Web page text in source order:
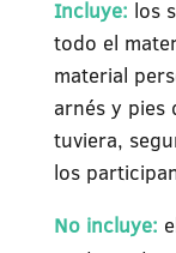
Incluye: los
todo el
material
arnés y pies
tuviera,
los
No incluye: